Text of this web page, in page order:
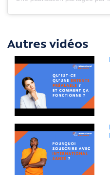
Autres vidéos